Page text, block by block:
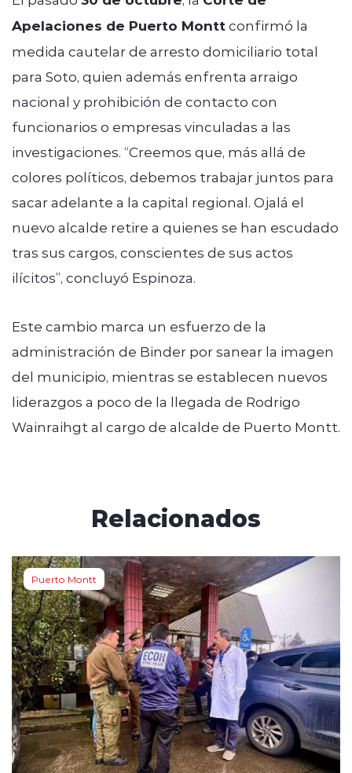
Apelaciones de Puerto Monttconfirmó la
medida cautelar de arresto domiciliario total
para Soto, quien además enfrenta arraigo
nacional y prohibición de contacto con
funcionarios o empresas vinculadas a las
investigaciones. “Creemos que, más allá de
colores políticos, debemos trabajar juntos para
sacar adelante a la capital regional. Ojalá el
nuevo alcalde retire a quienes se han escudado
tras sus cargos, conscientes de sus actos
ilícitos”, concluyó Espinoza.
Este cambio marca un esfuerzo de la
administración de Binder por sanear la imagen
del municipio, mientras se establecen nuevos
liderazgos a poco de la llegada de Rodrigo
Wainraihgt al cargo de alcalde de Puerto Montt.
Relacionados
Puerto Montt